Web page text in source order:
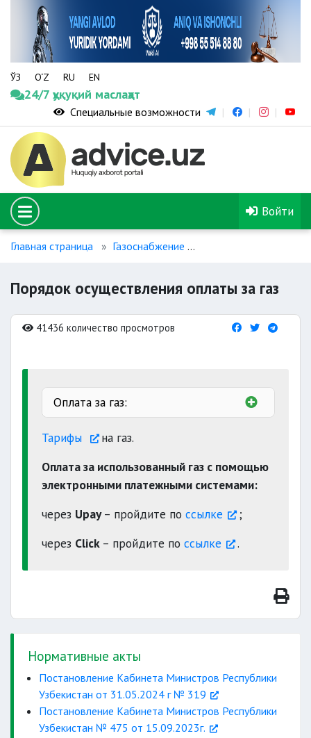
ЎЗ O‘Z RU EN
24/7 ҳуқуқий маслаҳат
Специальные возможности
Войти
Главная страница Газоснабжение
Порядок осуществления оплаты за газ
41436 количество просмотров
Оплата за газ:
автоматизированной
пеню
Тарифы
на газ.
Оплата за использованный газ с помощью
электронными платежными системами:
через Upay– пройдите по ссылке
;
через Click – пройдите по ссылке .
Нормативные акты
Постановление Кабинета Министров Республики
Узбекистан от 31.05.2024 г № 319
Постановление Кабинета Министров Республики
Узбекистан № 475 от 15.09.2023г.